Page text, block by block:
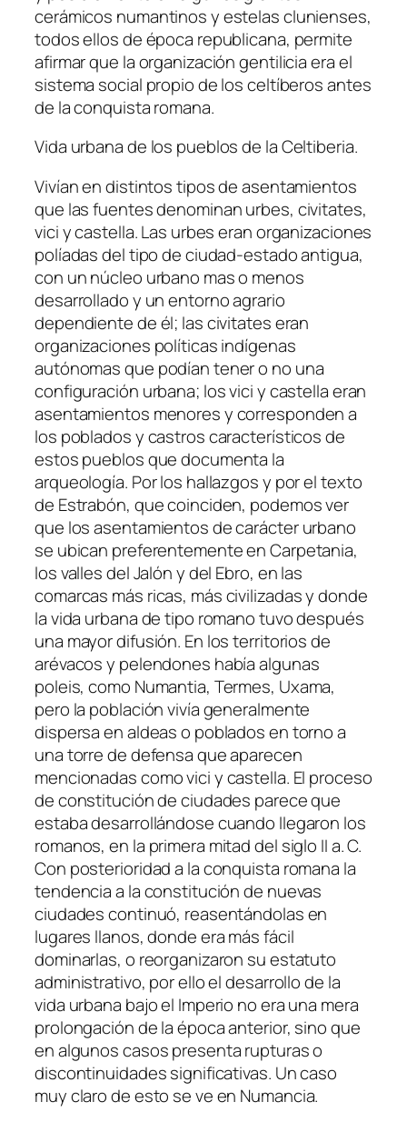
cerámicos numantinos y estelas clunienses,
todos ellos de época republicana, permite
afirmar que la organización gentilicia era el
sistema social propio de los celtíberos antes
de la conquista romana.
Vida urbana de los pueblos de la Celtiberia.
Vivían en distintos tipos de asentamientos
que las fuentes denominan urbes, civitates,
vici y castella. Las urbes eran organizaciones
políadas del tipo de ciudad-estado antigua,
con un núcleo urbano mas o menos
desarrollado y un entorno agrario
dependiente de él; las civitates eran
organizaciones políticas indígenas
autónomas que podían tener o no una
configuración urbana; los vici y castella eran
asentamientos menores y corresponden a
los poblados y castros característicos de
estos pueblos que documenta la
arqueología. Por los hallazgos y por el texto
de Estrabón, que coinciden, podemos ver
que los asentamientos de carácter urbano
se ubican preferentemente en Carpetania,
los valles del Jalón y del Ebro, en las
comarcas más ricas, más civilizadas y donde
la vida urbana de tipo romano tuvo después
una mayor difusión. En los territorios de
arévacos y pelendones había algunas
poleis, como Numantia, Termes, Uxama,
pero la población vivía generalmente
dispersa en aldeas o poblados en torno a
una torre de defensa que aparecen
mencionadas como vici y castella. El proceso
de constitución de ciudades parece que
estaba desarrollándose cuando llegaron los
romanos, en la primera mitad del siglo II a. C.
Con posterioridad a la conquista romana la
tendencia a la constitución de nuevas
ciudades continuó, reasentándolas en
lugares llanos, donde era más fácil
dominarlas, o reorganizaron su estatuto
administrativo, por ello el desarrollo de la
vida urbana bajo el Imperio no era una mera
prolongación de la época anterior, sino que
en algunos casos presenta rupturas o
discontinuidades significativas. Un caso
muy claro de esto se ve en Numancia.